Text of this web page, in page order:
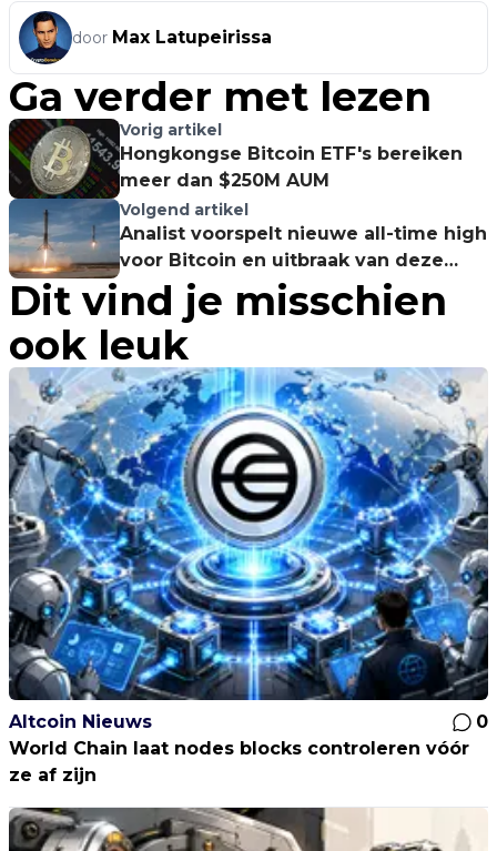
door Max Latupeirissa
Ga verder met lezen
Vorig artikel
Hongkongse Bitcoin ETF's bereiken
meer dan $250M AUM
Volgend artikel
Analist voorspelt nieuwe all-time high
voor Bitcoin en uitbraak van deze
altcoin
Dit vind je misschien
ook leuk
Altcoin Nieuws
0
World Chain laat nodes blocks controleren vóór
ze af zijn